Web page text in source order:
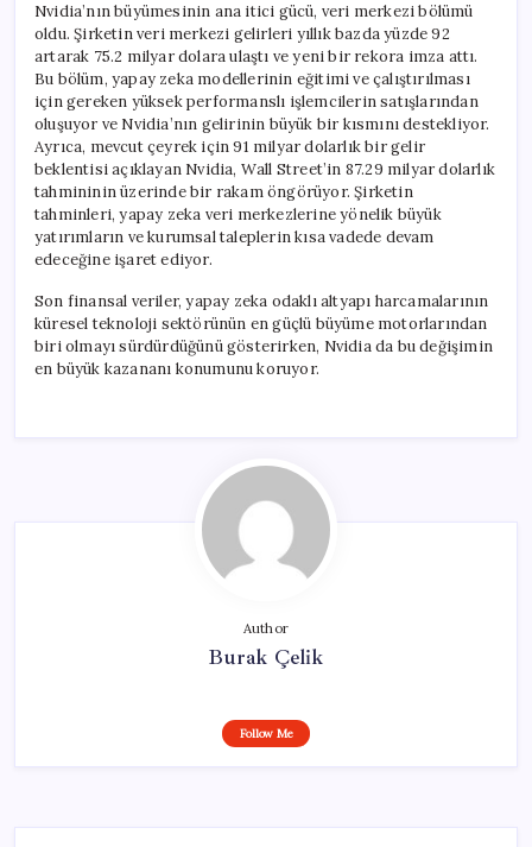
Nvidia’nın büyümesinin ana itici gücü, veri merkezi bölümü
oldu. Şirketin veri merkezi gelirleri yıllık bazda yüzde 92
artarak 75.2 milyar dolara ulaştı ve yeni bir rekora imza attı.
Bu bölüm, yapay zeka modellerinin eğitimi ve çalıştırılması
için gereken yüksek performanslı işlemcilerin satışlarından
oluşuyor ve Nvidia’nın gelirinin büyük bir kısmını destekliyor.
Ayrıca, mevcut çeyrek için 91 milyar dolarlık bir gelir
beklentisi açıklayan Nvidia, Wall Street’in 87.29 milyar dolarlık
tahmininin üzerinde bir rakam öngörüyor. Şirketin
tahminleri, yapay zeka veri merkezlerine yönelik büyük
yatırımların ve kurumsal taleplerin kısa vadede devam
edeceğine işaret ediyor.
Son finansal veriler, yapay zeka odaklı altyapı harcamalarının
küresel teknoloji sektörünün en güçlü büyüme motorlarından
biri olmayı sürdürdüğünü gösterirken, Nvidia da bu değişimin
en büyük kazananı konumunu koruyor.
Author
Burak Çelik
Follow Me